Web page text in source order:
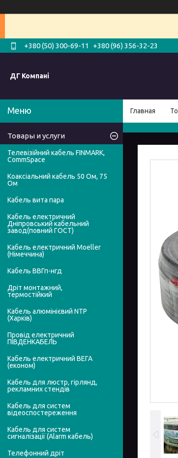
+380 (50) 300-69-11 +380 (96) 356-32-23
ДГ Компані
Главная
Товары и услуги
Телевізійний кабель FINMARK,
CommSpace
Коаксіальний кабель 50 Ом, 75
Ом
Кабель вита пара
Кабель електричний
Дніпровський кабельний
завод(повний ГОСТ)
Кабель електричний Moeller
(Німеччина)
Кабель ВВГп-нгд
Дріт монтажний,
термостійкий
Кабель алюмінієвий NTP
(Харків)
Провід електричний
ПІВДЕНКАБЕЛЬ
Кабель електричний ВЕГА
(економ)
Кабель для люстр, гірлянд,
рекламних стендів
Кабель для систем
відеоспостереження
Кабель для систем
сигналізації (Alarm кабель)
Телефонний дріт